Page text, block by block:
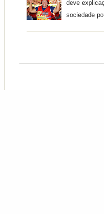
deve
sociedade